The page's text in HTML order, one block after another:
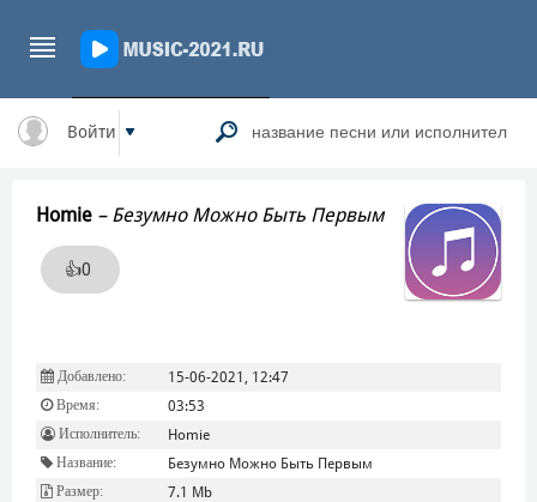
Войти
Homie – Безумно Можно Быть Первым
👍0
Добавлено: 15-06-2021, 12:47
Время: 03:53
Исполнитель: Homie
Название: Безумно Можно Быть Первым
Размер: 7.1 Mb